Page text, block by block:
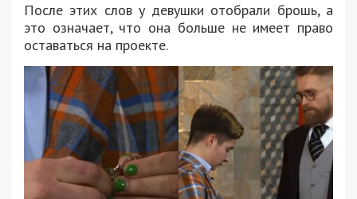
После этих слов у девушки отобрали брошь, а
это означает, что она больше не имеет право
оставаться на проекте.